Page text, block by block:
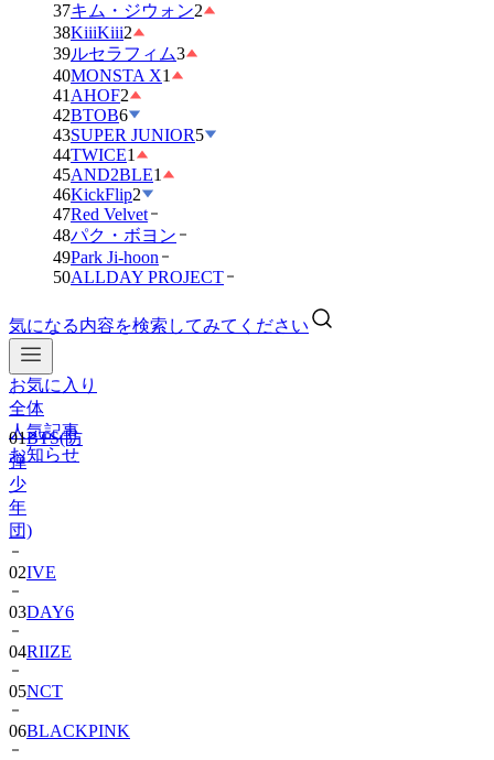
37キム・ジウォン2
38KiiiKiii2
39ルセラフィム3
40MONSTA X1
41 AHOF2
42BTOB6
43SUPER JUNIOR5
44TWICE1
45AND2BLE1
46KickFlip2
47Red Velvet
48パク・ボヨン
49Park Ji-hoon
50ALLDAY PROJECT
気になる内容を検索してみてください
お気に入り
全体
人気記事
お知らせ
01BTS(防
弾
少
年
団)
02IVE
03DAY6
04RIIZE
05NCT
06BLACKPINK